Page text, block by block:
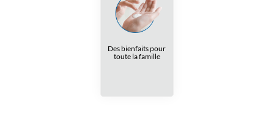
Des bienfaits pour
toute la famille